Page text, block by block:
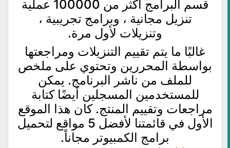
قسم البرامج أكثر من 100000 عملية
تنزيل مجانية ، وبرامج تجريبية ،
وتنزيلات لأول مرة.
غالبًا ما يتم تقييم التنزيلات ومراجعتها
بواسطة المحررين وتحتوي على ملخص
للملف من ناشر البرنامج. يمكن
للمستخدمين المسجلين أيضًا كتابة
مراجعات وتقييم المنتج. كان هذا الموقع
الأول في قائمتنا لأفضل 5 مواقع لتحميل
برامج الكمبيوتر مجاناً.